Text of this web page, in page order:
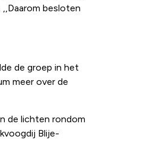
besloten
de groep in het
meer over de
de lichten rondom
Blije-